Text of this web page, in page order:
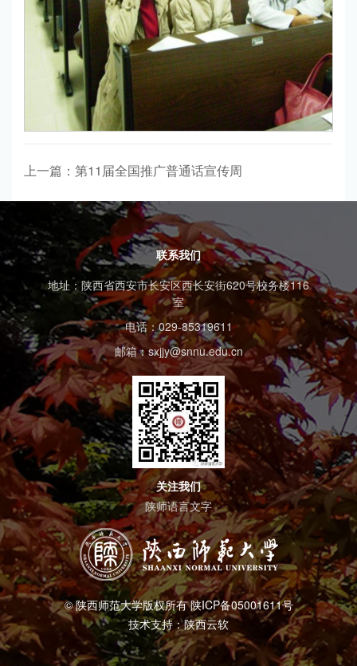
上一篇：第11届全国推广普通话宣传周
联系我们
地址：陕西省西安市长安区西长安街620号校务楼116
室
电话：029-85319611
邮箱：sxjjy@snnu.edu.cn
关注我们
陕师语言文字
© 陕西师范大学版权所有 陕ICP备05001611号
技术支持：陕西云软